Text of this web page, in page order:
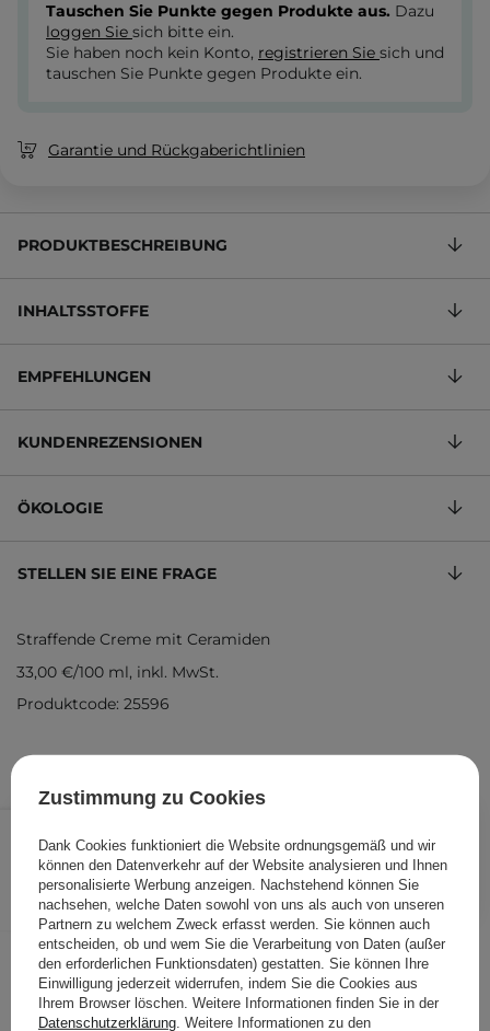
IN DEN WARENKORB
Tauschen Sie Punkte gegen Produkte aus. Dazu
loggen Sie sich bitte ein.
Sie haben noch kein Konto, registrieren Sie sich und
tauschen Sie Punkte gegen Produkte ein.
Garantie und Rückgaberichtlinien
PRODUKTBESCHREIBUNG
INHALTSSTOFFE
EMPFEHLUNGEN
KUNDENREZENSIONEN
ÖKOLOGIE
STELLEN SIE EINE FRAGE
Straffende Creme mit Ceramiden
33,00 €/100 ml, inkl. MwSt.
Produktcode: 25596
Folgende Produkte wurden von
anderen Kunden geprüft
Zustimmung zu Cookies
Dank Cookies funktioniert die Website ordnungsgemäß und wir
können den Datenverkehr auf der Website analysieren und Ihnen
personalisierte Werbung anzeigen. Nachstehend können Sie
nachsehen, welche Daten sowohl von uns als auch von unseren
Partnern zu welchem Zweck erfasst werden. Sie können auch
entscheiden, ob und wem Sie die Verarbeitung von Daten (außer
den erforderlichen Funktionsdaten) gestatten. Sie können Ihre
Einwilligung jederzeit widerrufen, indem Sie die Cookies aus
Ihrem Browser löschen. Weitere Informationen finden Sie in der
Datenschutzerklärung . Weitere Informationen zu den